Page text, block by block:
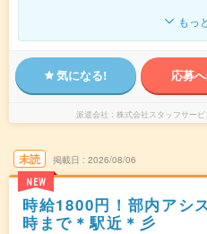
もっ
気になる! 応募
派遣会社 株式会社スタッフサービ
未読
NEW
掲載日 2026/08/06
時給1800円！部内アシ
時まで＊駅近＊彡